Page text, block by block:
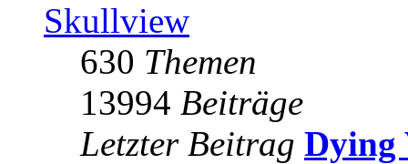
Skullview
630 Themen
13994 Beiträge
Letzter Beitrag Dying